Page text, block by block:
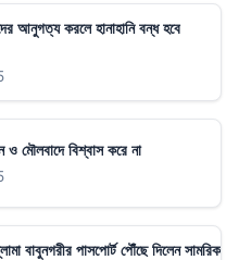
আনুগত্য করলে হানাহানি বন্ধ হবে
মৌলবাদে বিশ্বাস করে না
বাবুনগরীর পাসপোর্ট পৌঁছে দিলেন সামরিক